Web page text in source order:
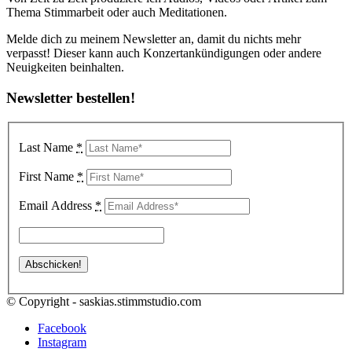
Thema Stimmarbeit oder auch Meditationen.
Melde dich zu meinem Newsletter an, damit du nichts mehr
verpasst! Dieser kann auch Konzertankündigungen oder andere
Neuigkeiten beinhalten.
Newsletter bestellen!
Last Name *
First Name *
Email Address *
© Copyright - saskias.stimmstudio.com
Facebook
Instagram